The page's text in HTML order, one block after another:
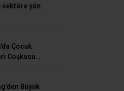
sektöre yön
Çocuk
Coşkusu…
Büyük